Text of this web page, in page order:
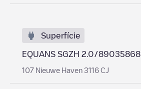
Superfície
EQUANS SGZH 2.0/89035868
107 Nieuwe Haven 3116 CJ